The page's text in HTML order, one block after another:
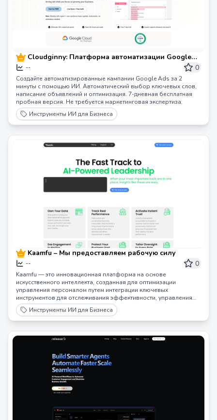
Cloudginny: Платформа автоматизации Google
Ads на базе ИИ
-- 0
Создайте автоматизированные кампании Google Ads за 2
минуты с помощью ИИ. Автоматический выбор ключевых слов,
написание объявлений и оптимизация. 7-дневная бесплатная
пробная версия. Не требуется маркетинговая экспертиза.
Инструменты ИИ для Бизнеса
Kaamfu – Мы предоставляем рабочую силу
-- 0
Kaamfu — это инновационная платформа на основе
искусственного интеллекта, созданная для оптимизации
управления персоналом путем интеграции ключевых
инструментов для отслеживания эффективности, управления
задачами и улучшения командного взаимодействия.
Инструменты ИИ для Бизнеса